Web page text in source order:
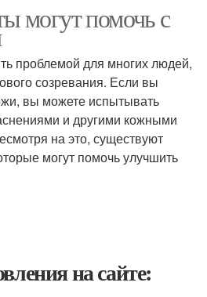
могут помочь с
проблемой для многих людей,
созревания. Если вы
вы можете испытывать
и другими кожными
на это, существуют
могут помочь улучшить
на сайте: